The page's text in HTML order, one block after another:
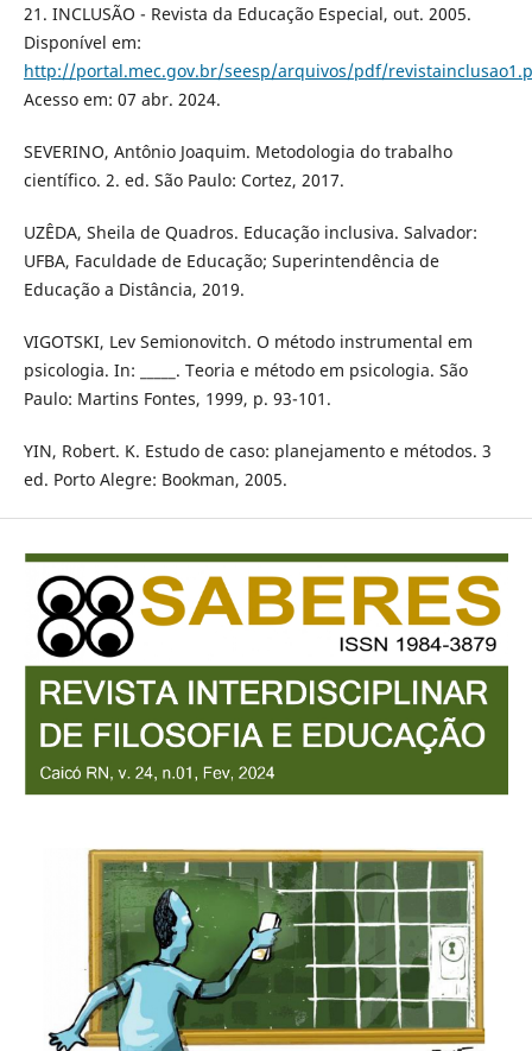
21. INCLUSÃO - Revista da Educação Especial, out. 2005.
Disponível em:
http://portal.mec.gov.br/seesp/arquivos/pdf/
Acesso em: 07 abr. 2024.
SEVERINO, Antônio Joaquim. Metodologia do trabalho
científico. 2. ed. São Paulo: Cortez, 2017.
UZÊDA, Sheila de Quadros. Educação inclusiva. Salvador:
UFBA, Faculdade de Educação; Superintendência de
Educação a Distância, 2019.
VIGOTSKI, Lev Semionovitch. O método instrumental em
psicologia. In: _____. Teoria e método em psicologia. São
Paulo: Martins Fontes, 1999, p. 93-101.
YIN, Robert. K. Estudo de caso: planejamento e métodos. 3
ed. Porto Alegre: Bookman, 2005.